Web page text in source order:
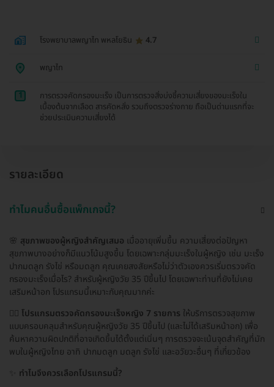
โรงพยาบาลพญาไท พหลโยธิน 4.7
พญาไท
1
การตรวจคัดกรองมะเร็ง เป็นการตรวจสิ่งบ่งชี้ความเสี่ยงของมะเร็งใน
เบื้องต้นจากเลือด สารคัดหลั่ง รวมถึงตรวจร่างกาย ถือเป็นด่านแรกที่จะ
ช่วยประเมินความเสี่ยงได้
รายละเอียด
ทำไมคนอื่นซื้อแพ็กเกจนี้?
🌸 สุขภาพของผู้หญิงสำคัญเสมอ เมื่ออายุเพิ่มขึ้น ความเสี่ยงต่อปัญหา
สุขภาพบางอย่างก็มีแนวโน้มสูงขึ้น โดยเฉพาะกลุ่มมะเร็งในผู้หญิง เช่น มะเร็ง
ปากมดลูก รังไข่ หรือมดลูก คุณเคยสงสัยหรือไม่ว่าตัวเองควรเริ่มตรวจคัด
กรองมะเร็งเมื่อไร? สำหรับผู้หญิงวัย 35 ปีขึ้นไป โดยเฉพาะท่านที่ยังไม่เคย
เสริมหน้าอก โปรแกรมนี้เหมาะกับคุณมากค่ะ
👩‍⚕️ โปรแกรมตรวจคัดกรองมะเร็งหญิง 7 รายการ ให้บริการตรวจสุขภาพ
แบบครอบคลุมสำหรับคุณผู้หญิงวัย 35 ปีขึ้นไป (และไม่ได้เสริมหน้าอก) เพื่อ
ค้นหาความผิดปกติที่อาจเกิดขึ้นได้ตั้งแต่เนิ่นๆ การตรวจจะเน้นจุดสำคัญที่มัก
พบในผู้หญิงไทย อาทิ ปากมดลูก มดลูก รังไข่ และอวัยวะอื่นๆ ที่เกี่ยวข้อง
ทำไมจึงควรเลือกโปรแกรมนี้?